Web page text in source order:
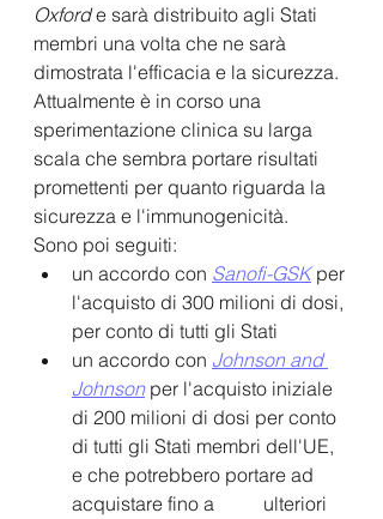
Oxford e sarà distribuito agli Stati
membri una volta che ne sarà
dimostrata l'efficacia e la sicurezza.
Attualmente è in corso una
sperimentazione clinica su larga
scala che sembra portare risultati
promettenti per quanto riguarda la
sicurezza e l'immunogenicità.
Sono poi seguiti:
un accordo con Sanofi-GSK per
l'acquisto di 300 milioni di dosi,
per conto di tutti gli Stati
un accordo con Johnson and
Johnson per l'acquisto iniziale
di 200 milioni di dosi per conto
di tutti gli Stati membri dell'UE,
e che potrebbero portare ad
acquistare fino a 	ulteriori